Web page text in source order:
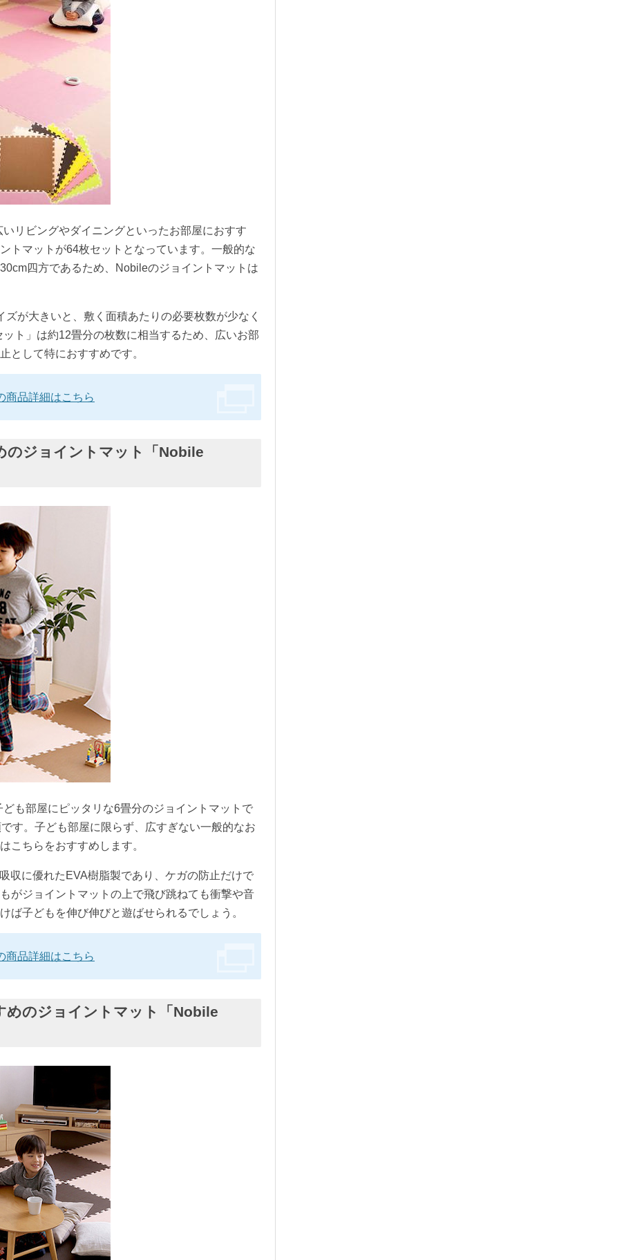
いリビングやダイニングといったお部屋におすす
トマットが64枚セットとなっています。一般的な
四方であるため、Nobileのジョイントマットは
が大きいと、敷く面積あたりの必要枚数が少なく
ト」は約12畳分の枚数に相当するため、広いお部
として特におすすめです。
商品詳細はこちら
のジョイントマット「Nobile
ども部屋にピッタリな6畳分のジョイントマットで
す。子ども部屋に限らず、広すぎない一般的なお
こちらをおすすめします。
収に優れたEVA樹脂製であり、ケガの防止だけで
がジョイントマットの上で飛び跳ねても衝撃や音
ば子どもを伸び伸びと遊ばせられるでしょう。
商品詳細はこちら
めのジョイントマット「Nobile